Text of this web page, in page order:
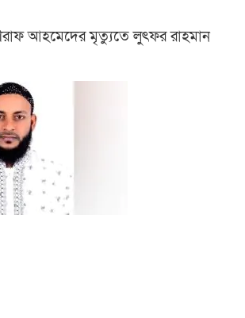
আহমেদের মৃত্যুতে লুৎফর রাহমান